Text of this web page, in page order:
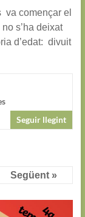
va començar el
s’ha deixat
d’edat: divuit
Seguir llegint
Següent »